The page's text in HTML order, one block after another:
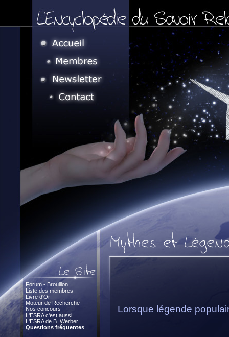
Forum - Brouillon
Liste des membres
Livre d'Or
Moteur de Recherche
Nos concours
L'ESRA c'est aussi...
L'ESRA de B. Werber
Questions fréquentes
Lorsque légende